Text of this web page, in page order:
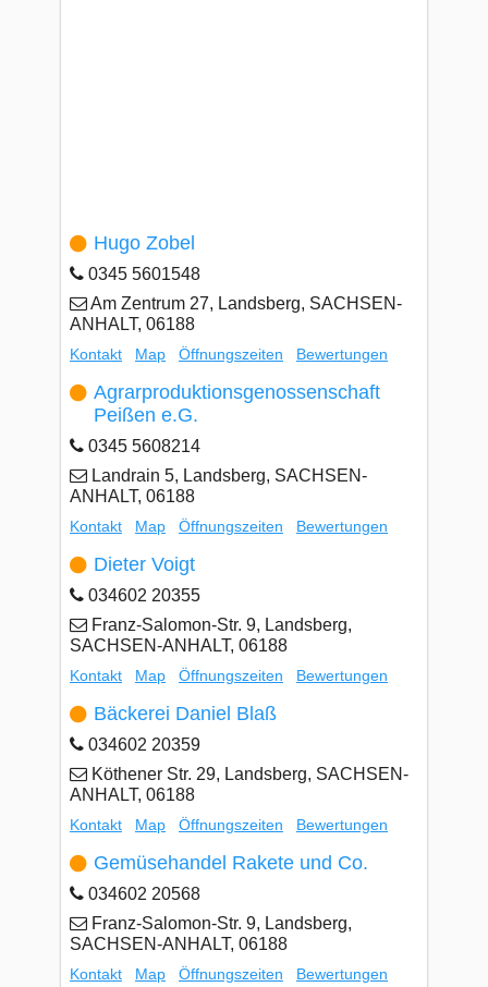
Hugo Zobel
0345 5601548
Am Zentrum 27, Landsberg, SACHSEN-
ANHALT, 06188
Kontakt Map Öffnungszeiten Bewertungen
Agrarproduktionsgenossenschaft
Peißen e.G.
0345 5608214
Landrain 5, Landsberg, SACHSEN-
ANHALT, 06188
Kontakt Map Öffnungszeiten Bewertungen
Dieter Voigt
034602 20355
Franz-Salomon-Str. 9, Landsberg,
SACHSEN-ANHALT, 06188
Kontakt Map Öffnungszeiten Bewertungen
Bäckerei Daniel Blaß
034602 20359
Köthener Str. 29, Landsberg, SACHSEN-
ANHALT, 06188
Kontakt Map Öffnungszeiten Bewertungen
Gemüsehandel Rakete und Co.
034602 20568
Franz-Salomon-Str. 9, Landsberg,
SACHSEN-ANHALT, 06188
Kontakt Map Öffnungszeiten Bewertungen